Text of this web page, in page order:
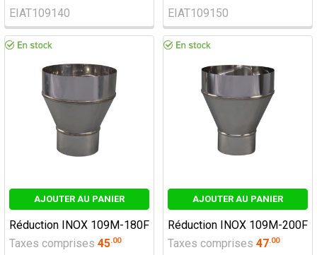
EIAT109140 EIAT109150
AJOUTER AU PANIER
Réduction INOX 109M-180F
Taxes comprises 45.00
AJOUTER AU PANIER
Réduction INOX 109M-200F
Taxes comprises 47.00